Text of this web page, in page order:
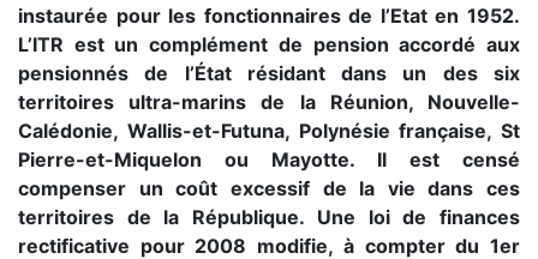
instaurée pour les fonctionnaires de l’Etat en 1952.
L’ITR est un complément de pension accordé aux
pensionnés de l’État résidant dans un des six
territoires ultra-marins de la Réunion, Nouvelle-
Calédonie, Wallis-et-Futuna, Polynésie française, St
Pierre-et-Miquelon ou Mayotte. Il est censé
compenser un coût excessif de la vie dans ces
territoires de la République. Une loi de finances
rectificative pour 2008 modifie, à compter du 1er